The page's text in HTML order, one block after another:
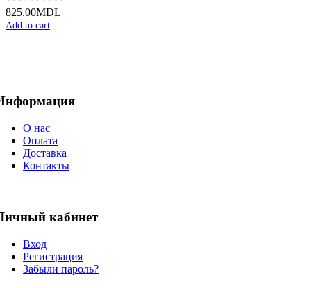
825.00MDL
Add to cart
О нас
Оплата
Доставка
Контакты
кабинет
Вход
Регистрация
Забыли пароль?